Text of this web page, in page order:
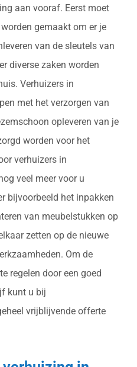
aan vooraf. Eerst moet
gemaakt om er je
van de sleutels van
diverse zaken worden
Verhuizers in
met het verzorgen van
opleveren van je
worden voor het
verhuizers in
veel meer voor u
bijvoorbeeld het inpakken
van meubelstukken op
zetten op de nieuwe
Om de
regelen door een goed
kunt u bij
vrijblijvende offerte